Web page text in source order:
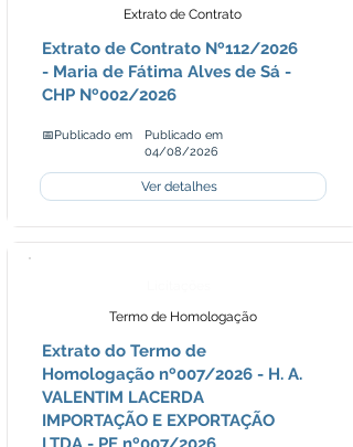
Extrato de Contrato
Extrato de Contrato Nº112/2026
- Maria de Fátima Alves de Sá -
CHP Nº002/2026
📅Publicado em
Publicado em
04/08/2026
Ver detalhes
Termo de Homologação
Extrato do Termo de
Homologação nº007/2026 - H. A.
VALENTIM LACERDA
IMPORTAÇÃO E EXPORTAÇÃO